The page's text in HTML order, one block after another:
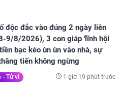
độc đắc vào đúng 2 ngày liên
9/8/2026), 3 con giáp 'lĩnh hội
bạc kéo ùn ùn vào nhà, sự
tiến không ngừng
- Tử vi 1 giờ 19 phút trước